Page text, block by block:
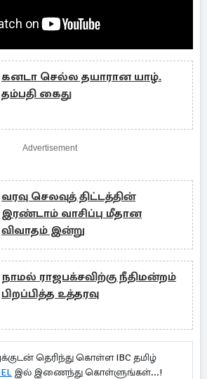
கனடா செல்ல தயாரான யாழ்.
தம்பதி கைது
Advertisement
வரவு செலவுத் திட்டத்தின்
இரண்டாம் வாசிப்பு மீதான
விவாதம் இன்று
நாமல் ராஜபக்சவிற்கு நீதிமன்றம்
பிறப்பித்த உத்தரவு
தெரிந்து கொள்ள IBC தமிழ்
இல் இணைந்து கொள்ளுங்கள்...!